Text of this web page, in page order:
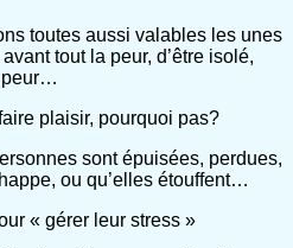
toutes aussi valables les unes
tout la peur, d’être isolé,
peur…
plaisir, pourquoi pas?
sont épuisées, perdues,
ou qu’elles étouffent…
« gérer leur stress »